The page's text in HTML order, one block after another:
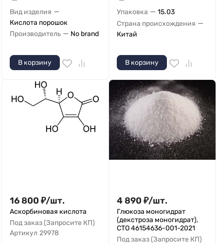
Вид изделия —
Кислота порошок
Производитель — No brand
В корзину
Упаковка — 15.03
Страна происхождения —
Китай
В корзину
16 800 ₽/шт.
Аскорбиновая кислота
Под заказ (Запросите КП)
Артикул 29978
4 890 ₽/шт.
Глюкоза моногидрат
(декстроза моногидрат),
СТО 46154636-001-2021
Под заказ (Запросите КП)